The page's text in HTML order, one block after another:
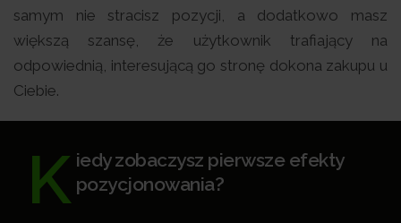
samym nie stracisz pozycji, a dodatkowo masz
większą szansę, że użytkownik trafiający na
odpowiednią, interesującą go stronę dokona zakupu u
Ciebie.
K iedy zobaczysz pierwsze efekty
pozycjonowania?